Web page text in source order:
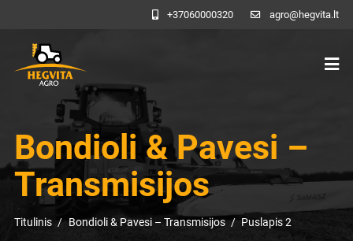
+37060000320 agro@hegvita.lt
Bondioli & Pavesi –
Transmisijos
Titulinis Bondioli & Pavesi – Transmisijos Puslapis 2